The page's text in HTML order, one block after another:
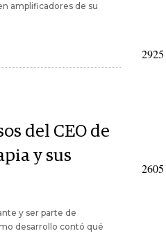
amplificadores de su
del CEO de
y sus
y ser parte de
desarrollo contó qué
2925
2605